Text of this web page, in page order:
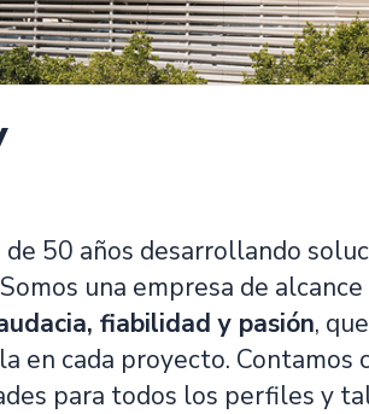
50 años desarrollando
una empresa de
fiabilidad y pasión,
en cada proyecto.
para todos los perfiles y